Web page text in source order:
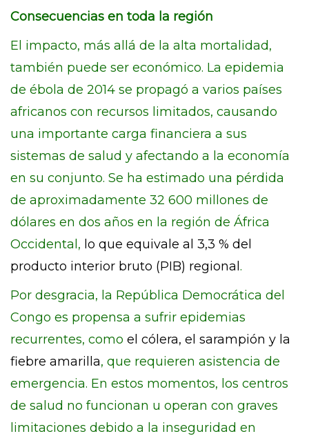
Consecuencias en toda la región
El impacto, más allá de la alta mortalidad,
también puede ser económico. La epidemia
de ébola de 2014 se propagó a varios países
africanos con recursos limitados, causando
una importante carga financiera a sus
sistemas de salud y afectando a la economía
en su conjunto. Se ha estimado una pérdida
de aproximadamente 32 600 millones de
dólares en dos años en la región de África
Occidental, lo que equivale al 3,3 % del
producto interior bruto (PIB) regional .
Por desgracia, la República Democrática del
Congo es propensa a sufrir epidemias
recurrentes, como el cólera, el sarampión y la
fiebre amarilla, que requieren asistencia de
emergencia. En estos momentos, los centros
de salud no funcionan u operan con graves
limitaciones debido a la inseguridad en